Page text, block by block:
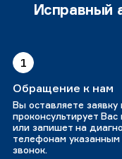
Исправный
1
Обращение к нам
Вы оставляете
проконсультирует
или запишет на
телефонам
звонок.